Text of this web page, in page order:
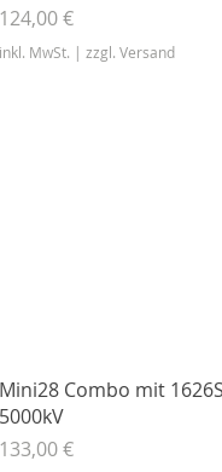
Preis
124,00 €
inkl. MwSt. | zzgl. Versand
Schnellansicht
Mini28 Combo mit
5000kV
Preis
133,00 €